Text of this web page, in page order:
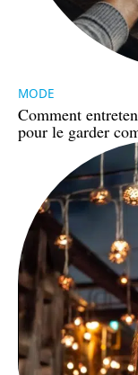
MODE
Comment
pour le garder